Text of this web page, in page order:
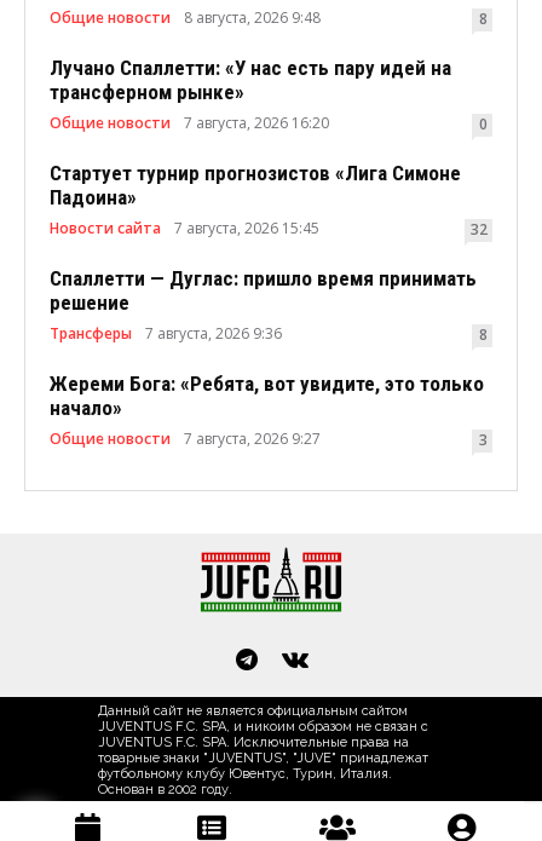
Общие новости 8 августа, 2026 9:48 8
Лучано Спаллетти: «У нас есть пару идей на
трансферном рынке»
Общие новости 7 августа, 2026 16:20 0
Стартует турнир прогнозистов «Лига Симоне
Падоина»
Новости сайта 7 августа, 2026 15:45 32
Спаллетти — Дуглас: пришло время принимать
решение
Трансферы 7 августа, 2026 9:36 8
Жереми Бога: «Ребята, вот увидите, это только
начало»
Общие новости 7 августа, 2026 9:27 3
Данный сайт не является официальным сайтом
JUVENTUS F.C. SPA, и никоим образом не связан с
JUVENTUS F.C. SPA. Исключительные права на
товарные знаки "JUVENTUS", "JUVE" принадлежат
футбольному клубу Ювентус, Турин, Италия.
Основан в 2002 году.